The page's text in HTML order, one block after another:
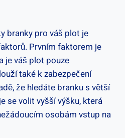
branky pro váš plot je
Prvním faktorem je
je ⁤váš plot ⁤pouze
také k zabezpečení
že hledáte ⁣branku s větší
‌se volit vyšší ‍výšku, ⁢která
osobám vstup na